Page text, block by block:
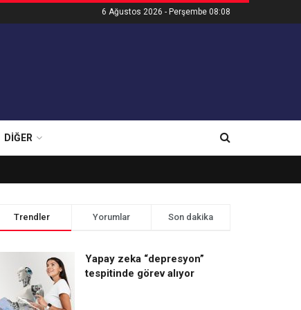
6 Ağustos 2026 - Perşembe 08:08
DIĞER
Trendler Yorumlar Son dakika
Yapay zeka “depresyon”
tespitinde görev alıyor